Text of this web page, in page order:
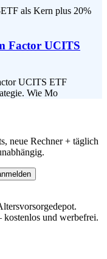
als Kern plus 20%
Factor UCITS
UCITS ETF
Wie Mo
neue Rechner + täglich
und werbefrei.